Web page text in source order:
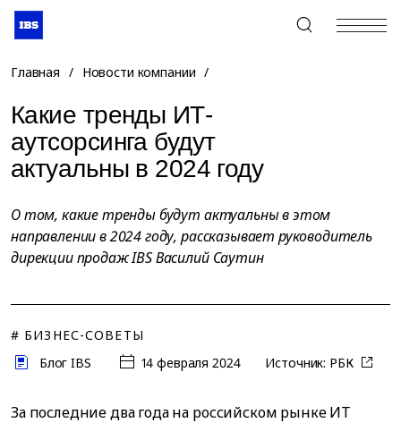
+7 (495) 967-80-80
Главная / Новости компании /
Какие тренды ИТ-
аутсорсинга будут
актуальны в 2024 году
О том, какие тренды будут актуальны в этом
направлении в 2024 году, рассказывает руководитель
дирекции продаж IBS Василий Саутин
# БИЗНЕС-СОВЕТЫ
Блог IBS
14 февраля 2024 Источник: РБК
За последние два года на российском рынке ИТ